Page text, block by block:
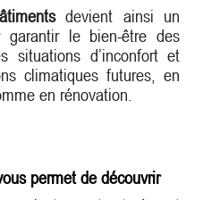
devient ainsi un
garantir le bien-être des
situations d’inconfort et
climatiques futures, en
en rénovation.
permet de découvrir